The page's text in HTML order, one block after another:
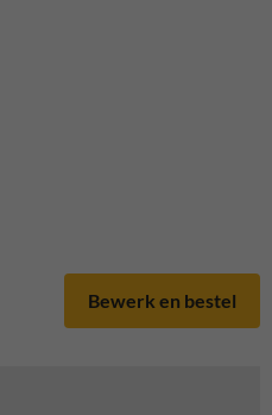
Bewerk en bestel